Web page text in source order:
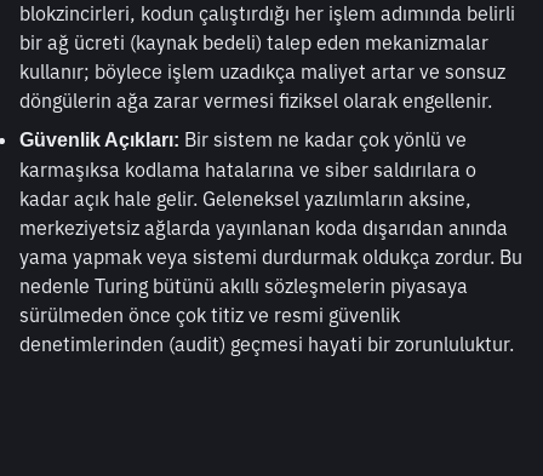
blokzincirleri, kodun çalıştırdığı her işlem adımında belirli
bir ağ ücreti (kaynak bedeli) talep eden mekanizmalar
kullanır; böylece işlem uzadıkça maliyet artar ve sonsuz
döngülerin ağa zarar vermesi fiziksel olarak engellenir.
Güvenlik Açıkları: Bir sistem ne kadar çok yönlü ve
karmaşıksa kodlama hatalarına ve siber saldırılara o
kadar açık hale gelir. Geleneksel yazılımların aksine,
merkeziyetsiz ağlarda yayınlanan koda dışarıdan anında
yama yapmak veya sistemi durdurmak oldukça zordur. Bu
nedenle Turing bütünü akıllı sözleşmelerin piyasaya
sürülmeden önce çok titiz ve resmi güvenlik
denetimlerinden (audit) geçmesi hayati bir zorunluluktur.